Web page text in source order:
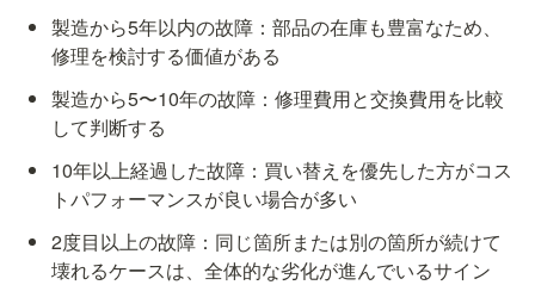
製造から5年以内の故障：部品の在庫も豊富なため、
修理を検討する価値がある
製造から5〜10年の故障：修理費用と交換費用を比較
して判断する
10年以上経過した故障：買い替えを優先した方がコス
トパフォーマンスが良い場合が多い
2度目以上の故障：同じ箇所または別の箇所が続けて
壊れるケースは、全体的な劣化が進んでいるサイン